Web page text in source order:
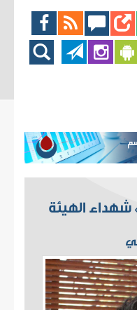
شهداء الهيئة